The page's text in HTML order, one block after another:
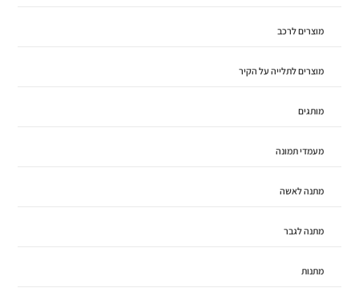
מוצרים לרכב
מוצרים לתלייה על הקיר
מותגים
מעמדי תמונה
מתנה לאשה
מתנה לגבר
מתנות